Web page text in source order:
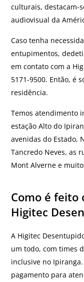
culturais, destacam-
audiovisual da
Caso tenha
entupimentos,
em contato com a
5171-9500. Então, é
residência.
Temos atendimento
estação Alto do
avenidas do Estado,
Tancredo Neves, as
Mont Alverne e
Como é feito
Higitec
A Higitec
um todo, com times
inclusive no
pagamento para